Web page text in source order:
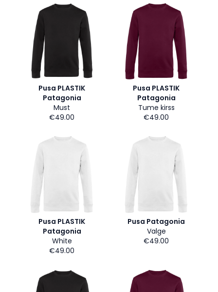
Pusa PLASTIK
Patagonia
Must
€49.00
Pusa PLASTIK
Patagonia
Tume kirss
€49.00
Pusa PLASTIK
Patagonia
White
€49.00
Pusa Patagonia
Valge
€49.00